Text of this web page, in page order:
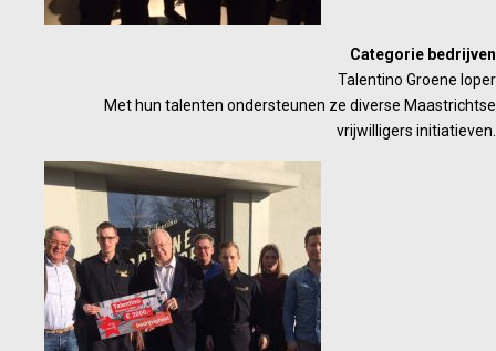
Categorie bedrijven
Talentino Groene loper
Met hun talenten ondersteunen ze diverse Maastrichtse
vrijwilligers initiatieven.